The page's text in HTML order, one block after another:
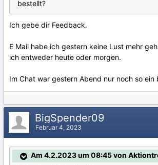
bestellt?
Ich gebe dir Feedback.
E Mail habe ich gestern keine Lust mehr
ich entweder heute oder morgen.
Im Chat war gestern Abend nur noch so ein
BigSpender09
Februar 4, 2023
Am 4.2.2023 um 08:45 von